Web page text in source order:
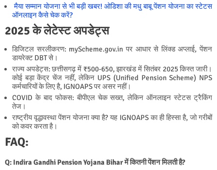
मैया सम्मान योजना से भी बड़ी खबर! ओडिशा की मधु बाबू पेंशन योजना का स्टेटस
ऑनलाइन कैसे चेक करें?
2025 के लेटेस्ट अपडेट्स
डिजिटल सरलीकरण: myScheme.gov.in पर आधार से लिंक्ड अप्लाई, पेंशन
डायरेक्ट DBT से।
राज्य अपडेट्स: छत्तीसगढ़ में ₹500-650, झारखंड में सितंबर 2025 किस्त जारी।
कोई बड़ा केंद्र चेंज नहीं, लेकिन UPS (Unified Pension Scheme) NPS
कर्मचारियों के लिए है, IGNOAPS पर असर नहीं।
COVID के बाद फोकस: बीपीएल चेक सख्त, लेकिन ऑनलाइन स्टेटस ट्रैकिंग
तेज।
राष्ट्रीय वृद्धावस्था पेंशन योजना क्या है? यह IGNOAPS का ही हिस्सा है, जो गरीबों
को कवर करता है।
FAQ:
Q: Indira Gandhi Pension Yojana Bihar में कितनी पेंशन मिलती है?